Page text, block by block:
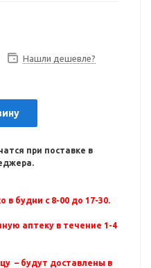
Нашли дешевле?
при поставке в
в будни с 8-00 до 17-30.
аптеку в течение 1-4
– будут доставлены в